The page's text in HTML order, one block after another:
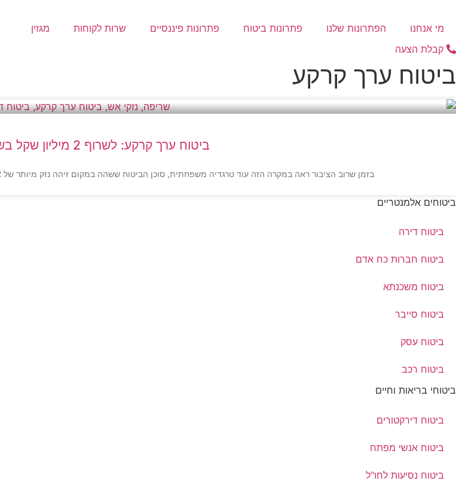
מי אנחנו הפתרונות שלנו פתרונות ביטוח פתרונות פיננסיים שרות לקוחות
מגזין
קבלת הצעה
ביטוח ערך קרקע
ביטוח ערך קרקע: לשרוף 2 מיליון שקל בשיטה הכי "חסכונית"
בזמן שרוב הציבור ראה במקרה הזה עוד טרגדיה משפחתית, סוכן הביטוח ששהה במקום זיהה נזק מיותר של 2 מיליון שקל שירדו לטמיון • ואיך זה קשור לצורך שלכם ב"ביטוח ערך קרקע"?
ביטוחים אלמנטריים
ביטוח דירה
ביטוח חברות כח אדם
ביטוח משכנתא
ביטוח סייבר
ביטוח עסק
ביטוח רכב
ביטוחי בריאות וחיים
ביטוח דירקטורים
ביטוח אנשי מפתח
ביטוח נסיעות לחו"ל